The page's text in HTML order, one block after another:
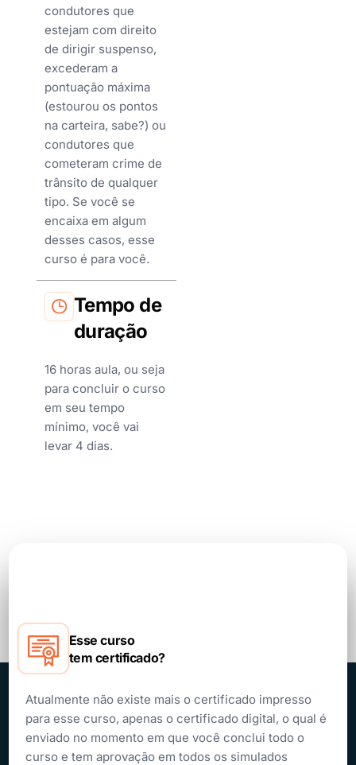
condutores que
estejam com direito
de dirigir suspenso,
excederam a
pontuação máxima
(estourou os pontos
na carteira, sabe?) ou
condutores que
cometeram crime de
trânsito de qualquer
tipo. Se você se
encaixa em algum
desses casos, esse
curso é para você.
Tempo de
duração
16 horas aula, ou seja
para concluir o curso
em seu tempo
mínimo, você vai
levar 4 dias.
Esse curso
tem certificado?
Atualmente não existe mais o certificado impresso
para esse curso, apenas o certificado digital, o qual é
enviado no momento em que você conclui todo o
curso e tem aprovação em todos os simulados